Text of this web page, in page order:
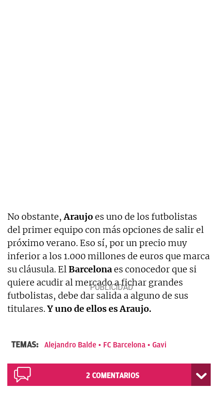
No obstante,Araujoes uno de los futbolistas
del primer equipo con más opciones de salir el
próximo verano. Eso sí, por un precio muy
inferior a los 1.000 millones de euros que marca
su cláusula. ElBarcelonaes conocedor que si
quiere acudir al mercado a fichar grandes
futbolistas, debe dar salida a alguno de sus
titulares.Y uno de ellos es Araujo.
TEMAS: Alejandro Balde FC Barcelona Gavi
2 COMENTARIOS